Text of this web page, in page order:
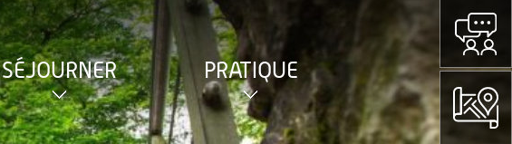
SÉJOURNER PRATIQUE